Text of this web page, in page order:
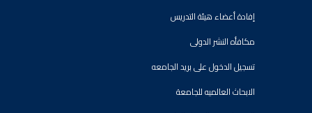
إفادة أعضاء هيئة التدريس
مكافأه النشر الدولى
تسجيل الدخول على بريد الجامعه
الابحاث العالميه للجامعة